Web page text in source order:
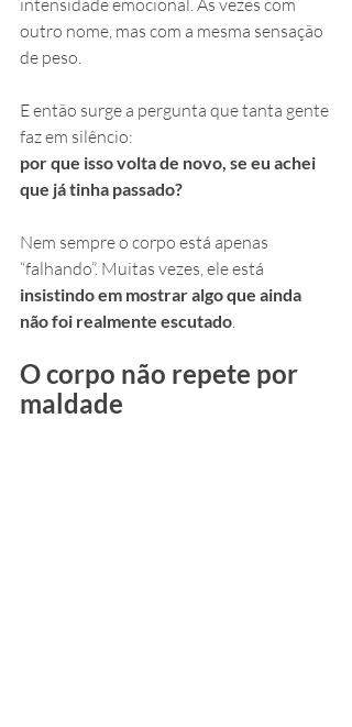
intensidade emocional. Às vezes com
outro nome, mas com a mesma sensação
de peso.
E então surge a pergunta que tanta gente
faz em silêncio:
por que isso volta de novo, se eu achei
que já tinha passado?
Nem sempre o corpo está apenas
“falhando”. Muitas vezes, ele está
insistindo em mostrar algo que ainda
não foi realmente escutado.
O corpo não repete por
maldade